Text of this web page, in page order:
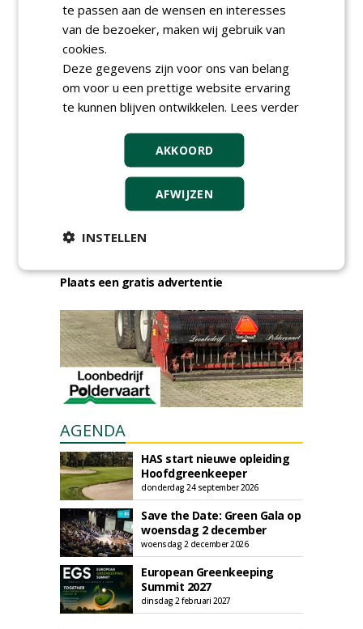
Boomtotaalzorg24-40 uur
30-07-2026, Schalkwijk
meer Groene Banen
GREEN OUTLET
Iedereen kan gratis kleine advertenties
Plaats een gratis advertentie
AGENDA
HAS start nieuwe opleiding
Hoofdgreenkeeper
donderdag 24 september 2026
Save the Date: Green Gala op
woensdag 2 december
woensdag 2 december 2026
European Greenkeeping
Summit 2027
dinsdag 2 februari 2027
te passen aan de wensen en interesses
van de bezoeker, maken wij gebruik van
cookies.
Deze gegevens zijn voor ons van belang
om voor u een prettige website ervaring
te kunnen blijven ontwikkelen. Lees verder
AKKOORD
AFWIJZEN
INSTELLEN